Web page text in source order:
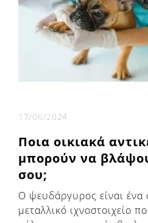
17/06/2024
Ποια οικιακά
μπορούν να
σου;
Ο ψευδάργυρος είναι ένα
μεταλλικό ιχνοστοιχείο